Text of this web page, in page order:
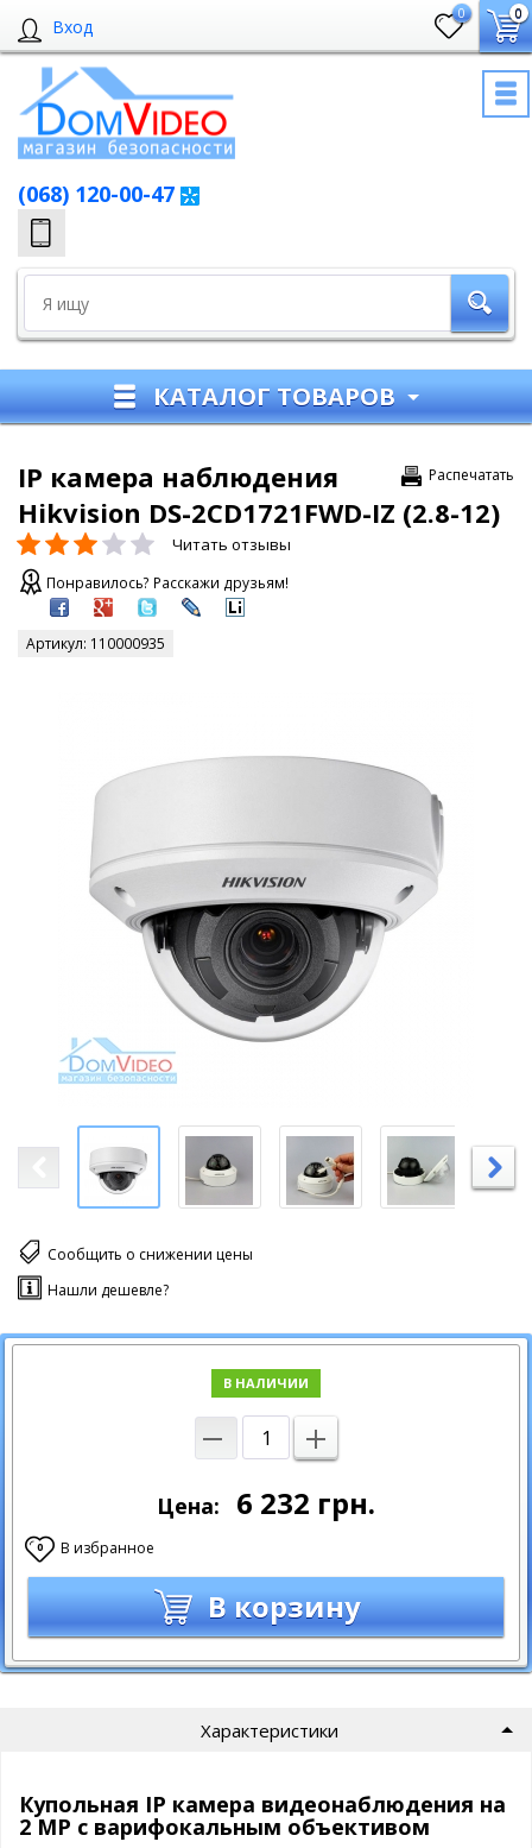
Вход
0 0
(068) 120-00-47
КАТАЛОГ ТОВАРОВ
Распечатать
IP камера наблюдения
Hikvision DS-2CD1721FWD-IZ (2.8-12)
Читать отзывы
Понравилось? Расскажи друзьям!
Артикул: 110000935
Сообщить о снижении цены
Нашли дешевле?
В НАЛИЧИИ
Цена: 6 232 грн.
0 В избранное
В корзину
Характеристики
Купольная IP камера видеонаблюдения на
2 МР с варифокальным объективом